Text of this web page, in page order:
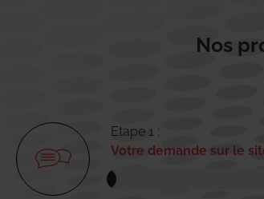
Nos
Etape 1 :
Votre demande sur le